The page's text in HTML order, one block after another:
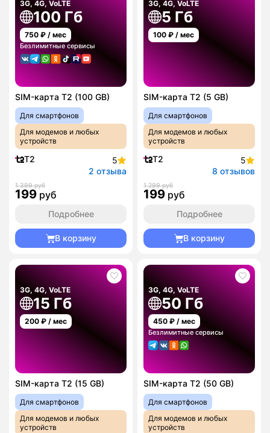
3G, 4G, VoLTE
100 Гб
750 ₽ / мес
Безлимитные сервисы
SIM-карта T2 (100 GB)
Для смартфонов
Для модемов и любых
устройств
T2
5
2 отзыва
1 399 руб
199 руб
Подробнее
В корзину
3G, 4G, VoLTE
5 Гб
100 ₽ / мес
SIM-карта T2 (5 GB)
Для смартфонов
Для модемов и любых
устройств
T2
5
8 отзывов
1 299 руб
199 руб
Подробнее
В корзину
3G, 4G, VoLTE
15 Гб
200 ₽ / мес
SIM-карта T2 (15 GB)
Для смартфонов
Для модемов и любых
устройств
3G, 4G, VoLTE
50 Гб
450 ₽ / мес
Безлимитные сервисы
SIM-карта T2 (50 GB)
Для смартфонов
Для модемов и любых
устройств